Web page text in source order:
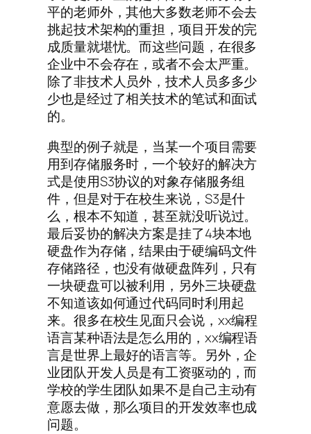
平的老师外，其他大多数老师不会去
挑起技术架构的重担，项目开发的完
成质量就堪忧。而这些问题，在很多
企业中不会存在，或者不会太严重。
除了非技术人员外，技术人员多多少
少也是经过了相关技术的笔试和面试
的。
典型的例子就是，当某一个项目需要
用到存储服务时，一个较好的解决方
式是使用S3协议的对象存储服务组
件，但是对于在校生来说，S3是什
么，根本不知道，甚至就没听说过。
最后妥协的解决方案是挂了4块本地
硬盘作为存储，结果由于硬编码文件
存储路径，也没有做硬盘阵列，只有
一块硬盘可以被利用，另外三块硬盘
不知道该如何通过代码同时利用起
来。很多在校生见面只会说，xx编程
语言某种语法是怎么用的，xx编程语
言是世界上最好的语言等。另外，企
业团队开发人员是有工资驱动的，而
学校的学生团队如果不是自己主动有
意愿去做，那么项目的开发效率也成
问题。